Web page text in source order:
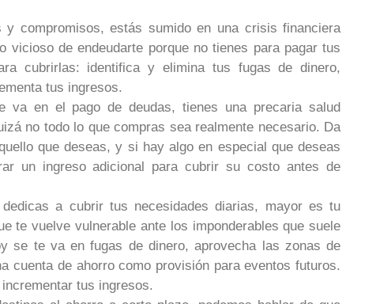
compromisos, estás sumido en una crisis financiera
de endeudarte porque no tienes para pagar tus
cubrirlas: identifica y elimina tus fugas de dinero,
tus ingresos.
en el pago de deudas, tienes una precaria salud
no todo lo que compras sea realmente necesario. Da
que deseas, y si hay algo en especial que deseas
un ingreso adicional para cubrir su costo antes de
a cubrir tus necesidades diarias, mayor es tu
te vuelve vulnerable ante los imponderables que suele
se te va en fugas de dinero, aprovecha las zonas de
cuenta de ahorro como provisión para eventos futuros.
tus ingresos.